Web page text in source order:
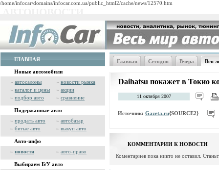
/home/infocar/domains/infocar.com.ua/public_html2/cache/news/12570.htm
ГЛАВНАЯ
Новые автомобили
» автосалоны » новости рынка
» каталог и цены » акции
» подбор авто » сравнение
Подержанные авто
» продать авто » автобазар
» битые авто » выкуп авто
Авто-инфо
» новости » авто-право
Выбираем Б/У авто
Главная Сегодня Вчера Вся
Daihatsu покажет в Токио
11 октября 2007
Источник: Gazeta.ru{SOURCE2}
КОММЕНТАРИИ К НОВОСТИ
Коментариев пока никто не оставил.